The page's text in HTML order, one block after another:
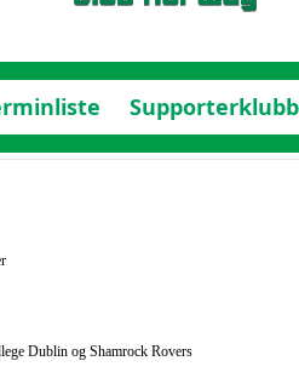
Dublin og Shamrock Rovers